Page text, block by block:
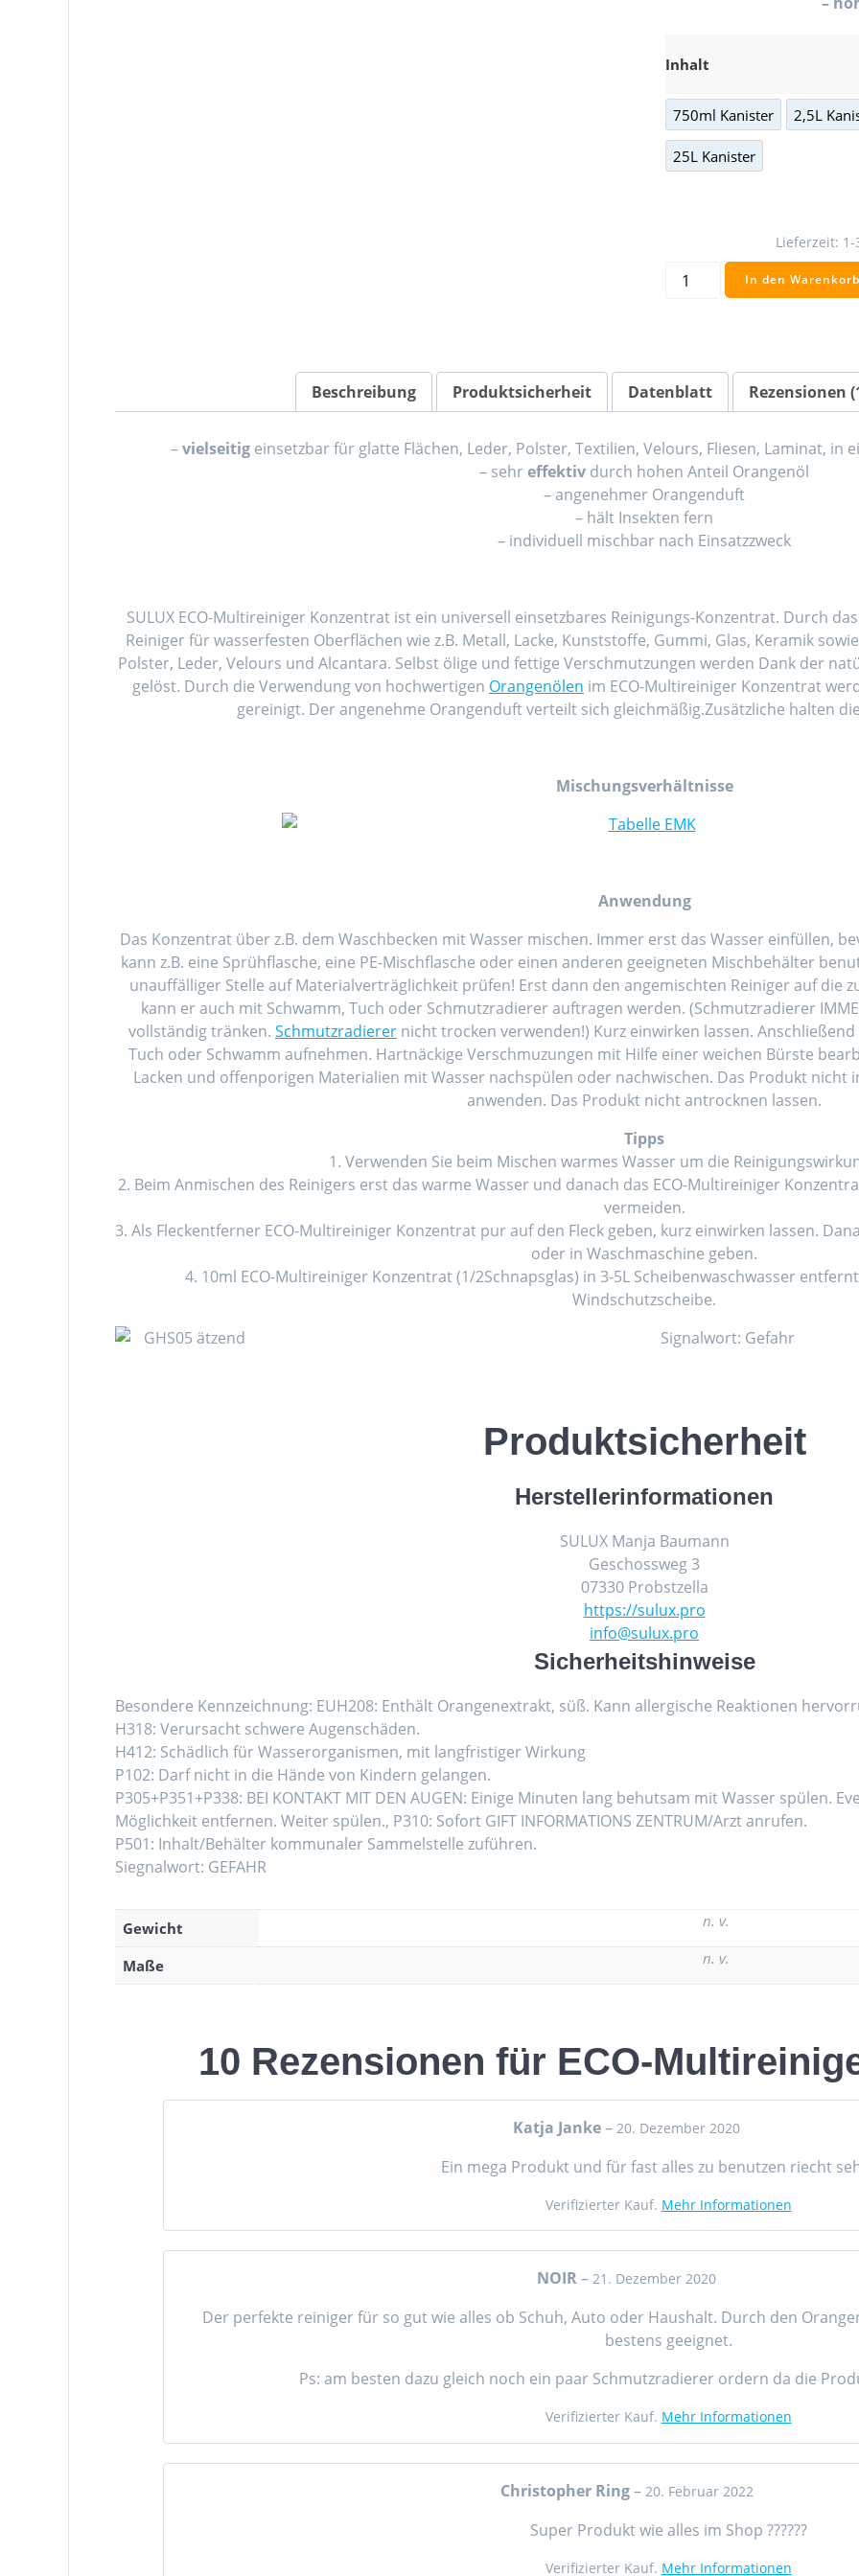
Inhalt
750ml Kanister 2,5L
25L Kanister
Lieferzeit:
Multireiniger
In den
Beschreibung Produktsicherheit Datenblatt Rezensionen
–vielseitigeinsetzbar für glatte Flächen, Leder, Polster, Textilien, Velours, Fliesen, Laminat, in
– sehreffektiv durch hohen Anteil Orangenöl
– angenehmer Orangenduft
– hält Insekten fern
– individuell mischbar nach Einsatzzweck
SULUX ECO-Multireiniger Konzentrat ist ein universell einsetzbares Reinigungs-Konzentrat. Durch
Reiniger für wasserfesten Oberflächen wie z.B. Metall, Lacke, Kunststoffe, Gummi, Glas, Keramik
Polster, Leder, Velours und Alcantara. Selbst ölige und fettige Verschmutzungen werden Dank der
gelöst. Durch die Verwendung von hochwertigen Orangenölen im ECO-Multireiniger Konzentrat
gereinigt. Der angenehme Orangenduft verteilt sich gleichmäßig.Zusätzliche halten
Mischungsverhältnisse
Anwendung
Das Konzentrat über z.B. dem Waschbecken mit Wasser mischen. Immer erst das Wasser einfüllen,
kann z.B. eine Sprühflasche, eine PE-Mischflasche oder einen anderen geeigneten Mischbehälter
unauffälliger Stelle auf Materialverträglichkeit prüfen! Erst dann den angemischten Reiniger auf die
kann er auch mit Schwamm, Tuch oder Schmutzradierer auftragen werden. (Schmutzradierer
vollständig tränken. Schmutzradierer nicht trocken verwenden!) Kurz einwirken lassen.
Tuch oder Schwamm aufnehmen. Hartnäckige Verschmuzungen mit Hilfe einer weichen Bürste
Lacken und offenporigen Materialien mit Wasser nachspülen oder nachwischen. Das Produkt nicht
anwenden. Das Produkt nicht antrocknen lassen.
Tipps
1. Verwenden Sie beim Mischen warmes Wasser um die
2. Beim Anmischen des Reinigers erst das warme Wasser und danach das ECO-Multireiniger
vermeiden.
3. Als Fleckentferner ECO-Multireiniger Konzentrat pur auf den Fleck geben, kurz einwirken lassen.
oder in Waschmaschine geben.
4. 10ml ECO-Multireiniger Konzentrat (1/2Schnapsglas) in 3-5L Scheibenwaschwasser
Windschutzscheibe.
Signalwort: Gefahr
Produktsicherheit
Herstellerinformationen
SULUX Manja Baumann
Geschossweg 3
07330 Probstzella
https://sulux.pro
info@sulux.pro
Sicherheitshinweise
Besondere Kennzeichnung: EUH208: Enthält Orangenextrakt, süß. Kann allergische Reaktionen
H318: Verursacht schwere Augenschäden.
H412: Schädlich für Wasserorganismen, mit langfristiger Wirkung
P102: Darf nicht in die Hände von Kindern gelangen.
P305+P351+P338: BEI KONTAKT MIT DEN AUGEN: Einige Minuten lang behutsam mit Wasser spülen.
Möglichkeit entfernen. Weiter spülen., P310: Sofort GIFT INFORMATIONS ZENTRUM/Arzt anrufen.
P501: Inhalt/Behälter kommunaler Sammelstelle zuführen.
Siegnalwort: GEFAHR
Gewicht n. v.
Maße n. v.
10 Rezensionen für ECO-
Katja Janke– 20. Dezember 2020
Ein mega Produkt und für fast alles zu benutzen riecht
Verifizierter Kauf. Mehr Informationen
NOIR– 21. Dezember 2020
Der perfekte reiniger für so gut wie alles ob Schuh, Auto oder Haushalt. Durch den
bestens geeignet.
Ps: am besten dazu gleich noch ein paar Schmutzradierer ordern da die
Verifizierter Kauf. Mehr Informationen
Christopher Ring– 20. Februar 2022
Super Produkt wie alles im Shop ??????
Verifizierter Kauf. Mehr Informationen